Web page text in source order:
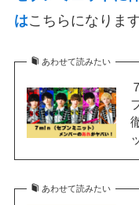
はこちらになります
あわせて読みたい
あわせて読みたい